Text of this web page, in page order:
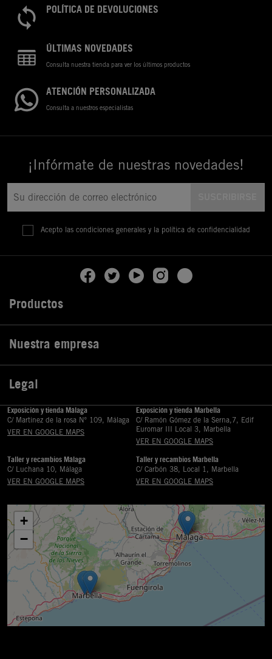
POLÍTICA DE DEVOLUCIONES
ÚLTIMAS NOVEDADES
Consulta nuestra tienda para ver los últimos productos
ATENCIÓN PERSONALIZADA
Consulta a nuestros especialistas
¡Infórmate de nuestras novedades!
Acepto las condiciones generales y la política de confidencialidad
Productos
Nuestra empresa
Legal
Exposición y tienda Málaga
C/ Martinez de la rosa Nº 109, Málaga
VER EN GOOGLE MAPS
Exposición y tienda Marbella
C/ Ramón Gómez de la Serna,7, Edif
Euromar III Local 3, Marbella
VER EN GOOGLE MAPS
Taller y recambios Málaga
C/ Luchana 10, Málaga
VER EN GOOGLE MAPS
Taller y recambios Marbella
C/ Carbón 38, Local 1, Marbella
VER EN GOOGLE MAPS
+
−